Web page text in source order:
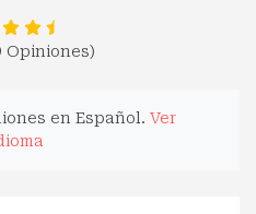
Opiniones)
en Español. Ver